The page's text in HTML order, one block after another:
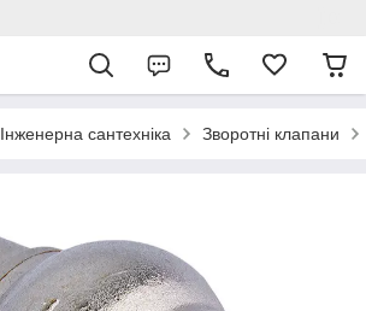
Інженерна сантехніка Зворотні клапани